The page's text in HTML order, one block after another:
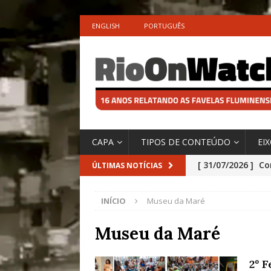
ENGLISH PORTUGUÊS
CAPA TIPOS DE CONTEÚDO
ÚLTIMAS NOTÍCIAS [ 31/07/2026 ]
[ 29/07/2026 ]
São o Cadinho
Especial do
INÍCIO Museu da Maré
Museu da Maré
2º